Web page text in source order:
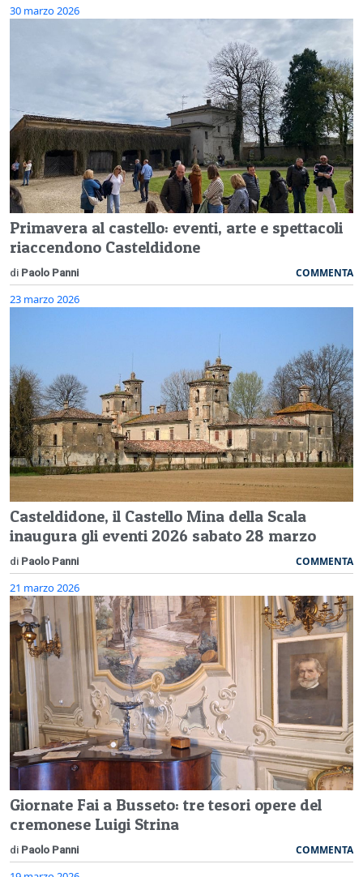
30 marzo 2026
Primavera al castello: eventi, arte e spettacoli
riaccendono Casteldidone
di Paolo Panni COMMENTA
23 marzo 2026
Casteldidone, il Castello Mina della Scala
inaugura gli eventi 2026 sabato 28 marzo
di Paolo Panni COMMENTA
21 marzo 2026
Giornate Fai a Busseto: tre tesori opere del
cremonese Luigi Strina
di Paolo Panni COMMENTA